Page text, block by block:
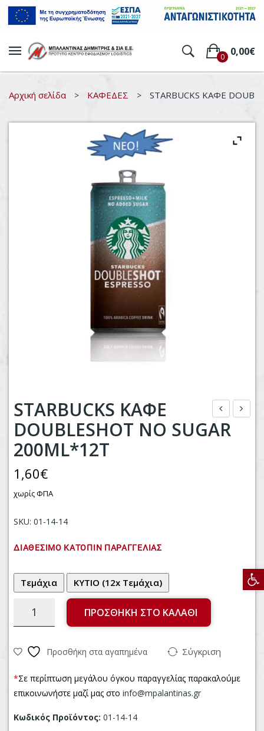
0 0,00€
καλάθι.
Αρχική σελίδα ΚΑΦΕΔΕΣ STARBUCKS ΚΑΦΕ
ΑΚ
60
STARBUCKS ΚΑΦΕ
DOUBLESHOT NO SUGAR
200ML*12T
1,60€
χωρίς ΦΠΑ
SKU: 01-14-14
ΔΙΑΘΈΣΙΜΟ ΚΑΤΌΠΙΝ ΠΑΡΑΓΓΕΛΊΑΣ
ΠΡΟΣΘΉΚΗ ΣΤΟ ΚΑΛΆΘΙ
Προσθήκη στα αγαπημένα Σύγκριση
*Σε περίπτωση μεγάλου όγκου παραγγελίας παρακαλούμε
επικοινωνήστε μαζί μας στοinfo@mpalantinas.gr
Κωδικός Προϊόντος:01-14-14